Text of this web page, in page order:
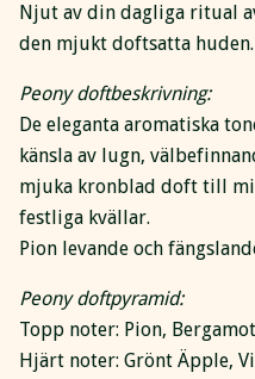
Njut av din dagliga ritual
den mjukt doftsatta
Peony doftbeskrivning:
De eleganta aromatiska
känsla av lugn,
mjuka kronblad doft till
festliga kvällar.
Pion levande och
Peony doftpyramid:
Topp noter: Pion,
Hjärt noter: Grönt Äpple,